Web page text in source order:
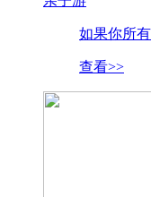
如果你所
查看>>